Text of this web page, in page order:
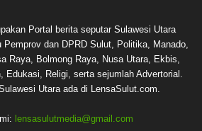
Portal berita seputar Sulawesi Utara
dan DPRD Sulut, Politika, Manado,
Raya, Bolmong Raya, Nusa Utara, Ekbis,
Edukasi, Religi, serta sejumlah Advertorial.
Utara ada di LensaSulut.com.
lensasulutmedia@gmail.com